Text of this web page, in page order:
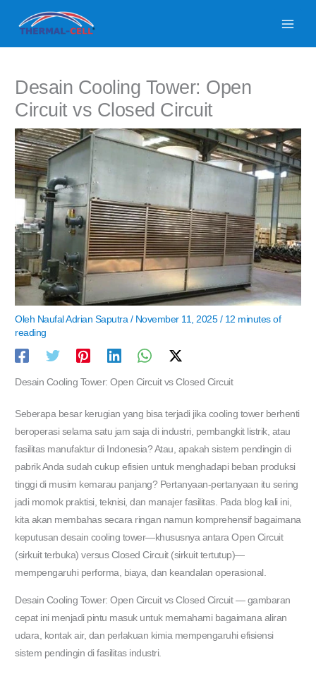
Desain Cooling Tower: Open
Circuit vs Closed Circuit
Oleh Naufal Adrian Saputra / November 11, 2025 / 12 minutes of
reading
Desain Cooling Tower: Open Circuit vs Closed Circuit
Seberapa besar kerugian yang bisa terjadi jika cooling tower berhenti
beroperasi selama satu jam saja di industri, pembangkit listrik, atau
fasilitas manufaktur di Indonesia? Atau, apakah sistem pendingin di
pabrik Anda sudah cukup efisien untuk menghadapi beban produksi
tinggi di musim kemarau panjang? Pertanyaan-pertanyaan itu sering
jadi momok praktisi, teknisi, dan manajer fasilitas. Pada blog kali ini,
kita akan membahas secara ringan namun komprehensif bagaimana
keputusan desain cooling tower—khususnya antara Open Circuit
(sirkuit terbuka) versus Closed Circuit (sirkuit tertutup)—
mempengaruhi performa, biaya, dan keandalan operasional.
Desain Cooling Tower: Open Circuit vs Closed Circuit — gambaran
cepat ini menjadi pintu masuk untuk memahami bagaimana aliran
udara, kontak air, dan perlakuan kimia mempengaruhi efisiensi
sistem pendingin di fasilitas industri.